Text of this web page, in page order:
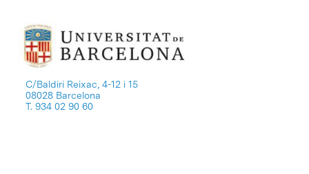
C/Baldiri Reixac, 4-12 i 15
08028 Barcelona
T. 934 02 90 60